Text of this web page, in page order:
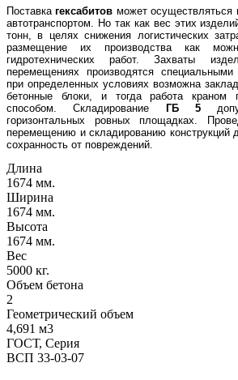
Поставка гексабитов может осуществляться
автотранспортом. Но так как вес этих
тонн, в целях снижения логистических
размещение их производства как
гидротехнических работ. Захваты
перемещениях производятся
при определенных условиях возможна
бетонные блоки, и тогда работа краном
способом. Складирование
ГБ 5
горизонтальных ровных площадках.
перемещению и складированию конструкций
сохранность от повреждений.
Длина
1674 мм.
Ширина
1674 мм.
Высота
1674 мм.
Вес
5000 кг.
Объем бетона
2
Геометрический объем
4,691 м3
ГОСТ, Серия
ВСП 33-03-07